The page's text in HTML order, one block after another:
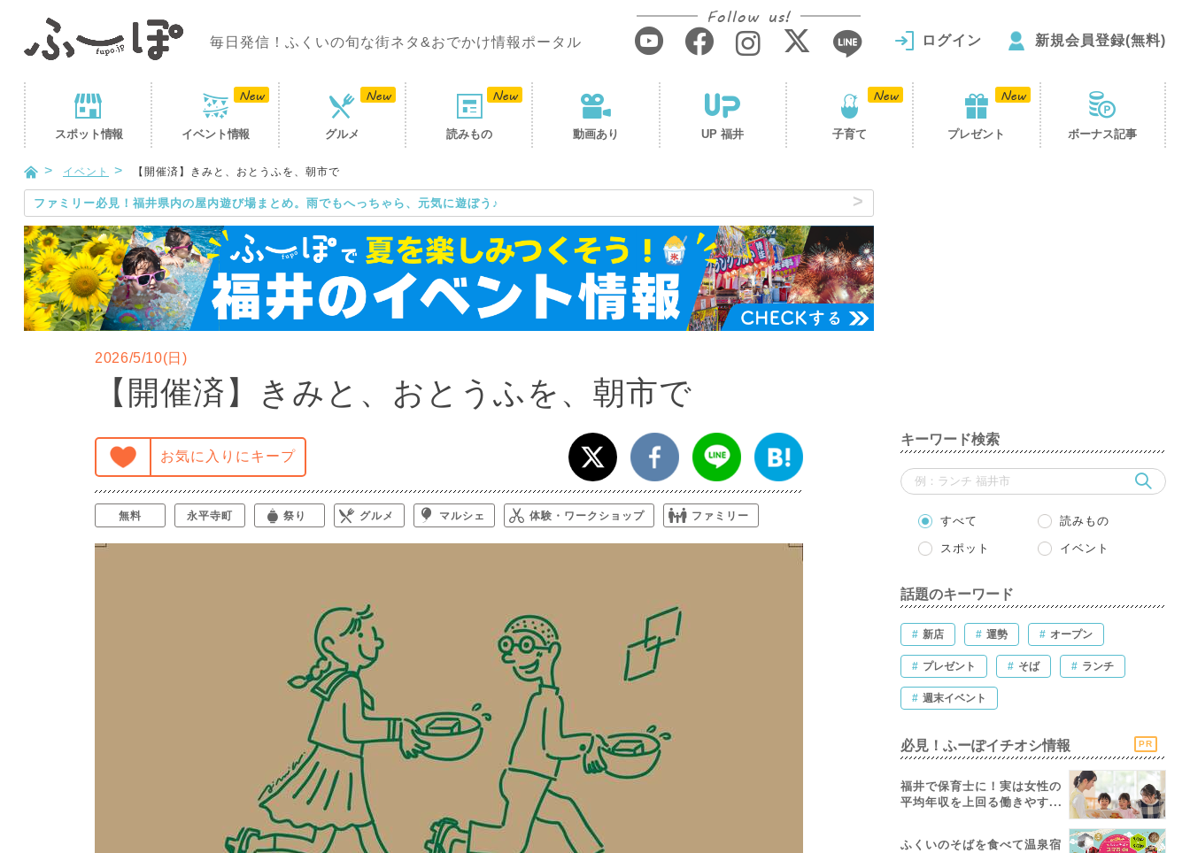
毎日発信！ふくいの旬な街ネタ&おでかけ情報ポータル
Follow us!
ログイン 新規会員登録(無料)
スポット情報 イベント情報 グルメ 読みもの 動画あり UP 福井 子育て プレゼント ボーナス記事
イベント 【開催済】きみと、おとうふを、朝市で
ファミリー必見！福井県内の屋内遊び場まとめ。雨でもへっちゃら、元気に遊ぼう♪
2026/5/10(日)
【開催済】きみと、おとうふを、朝市で
お気に入りにキープ
無料 永平寺町 祭り グルメ マルシェ 体験・ワークショップ ファミリー
キーワード検索
すべて 読みもの
スポット イベント
話題のキーワード
# 新店 # 運勢 # オープン
# プレゼント # そば # ランチ
# 週末イベント
必見！ふーぽイチオシ情報 PR
福井で保育士に！実は女性の
平均年収を上回る働きやす...
ふくいのそばを食べて温泉宿